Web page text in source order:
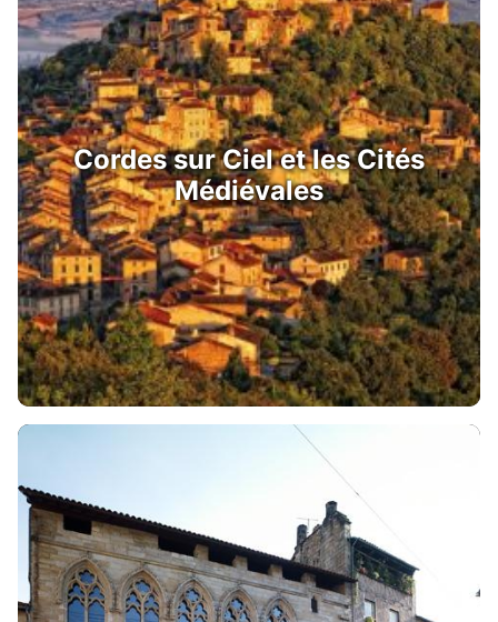
Cordes sur Ciel et les Cités
Médiévales